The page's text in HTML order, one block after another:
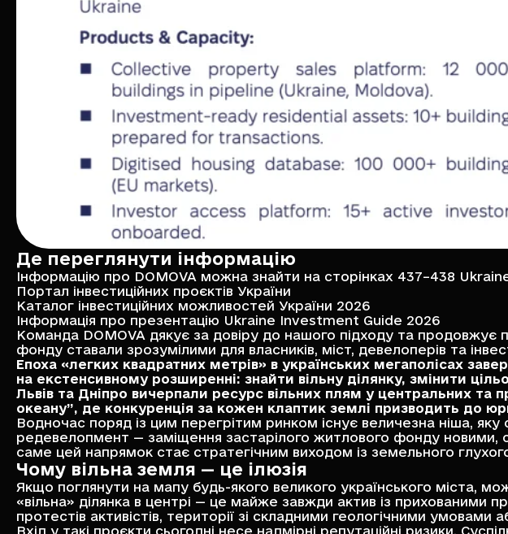
Де переглянути інформацію
Інформацію про DOMOVA можна знайти на сторінках 437–438
Портал інвестиційних проєктів України
Каталог інвестиційних можливостей України 2026
Інформація про презентацію Ukraine Investment Guide 2026
Команда DOMOVA дякує за довіру до нашого підходу та
фонду ставали зрозумілими для власників, міст, девелоперів та
Епоха «легких квадратних метрів» в українських мегаполісах
на екстенсивному розширенні: знайти вільну ділянку, змінити
Львів та Дніпро вичерпали ресурс вільних плям у центральних та
океану”, де конкуренція за кожен клаптик землі призводить до
Водночас поряд із цим перегрітим ринком існує величезна ніша, яку
редевелопмент — заміщення застарілого житлового фонду новими,
саме цей напрямок стає стратегічним виходом із земельного
Чому вільна земля — це ілюзія
Якщо поглянути на мапу будь-якого великого українського міста,
«вільна» ділянка в центрі — це майже завжди актив із
протестів активістів, території зі складними геологічними
Вхід у такі проєкти сьогодні несе надмірні репутаційні ризики.